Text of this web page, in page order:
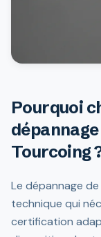
Pourquoi
Tourcoing
Le dépannage
technique qui
certification